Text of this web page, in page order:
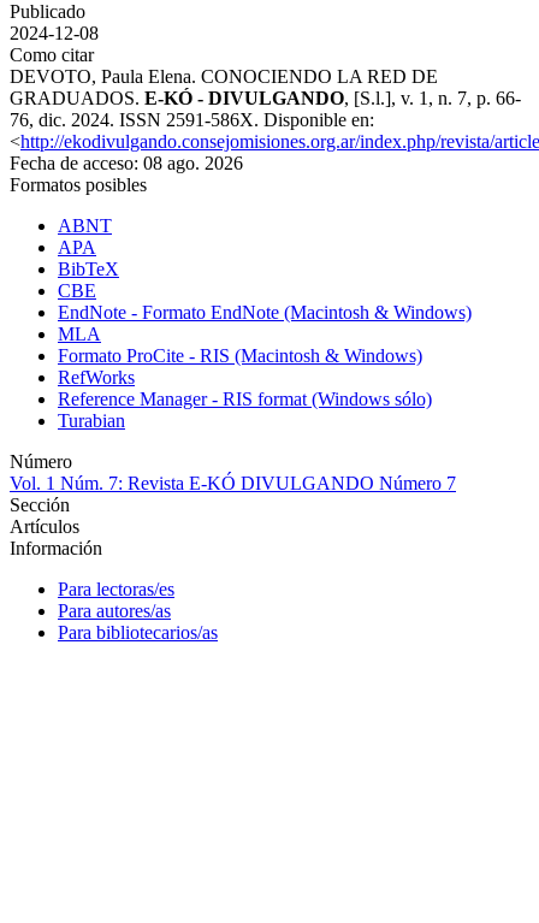
Publicado
2024-12-08
Como citar
DEVOTO, Paula Elena. CONOCIENDO LA RED DE
GRADUADOS. E-KÓ - DIVULGANDO, [S.l.], v. 1, n. 7, p. 66-
76, dic. 2024. ISSN 2591-586X. Disponible en:
<http://ekodivulgando.consejomisiones.org.ar/index.php/revista/
Fecha de acceso: 08 ago. 2026
Formatos posibles
ABNT
APA
BibTeX
CBE
EndNote - Formato EndNote (Macintosh & Windows)
MLA
Formato ProCite - RIS (Macintosh & Windows)
RefWorks
Reference Manager - RIS format (Windows sólo)
Turabian
Número
Vol. 1 Núm. 7: Revista E-KÓ DIVULGANDO Número 7
Sección
Artículos
Información
Para lectoras/es
Para autores/as
Para bibliotecarios/as